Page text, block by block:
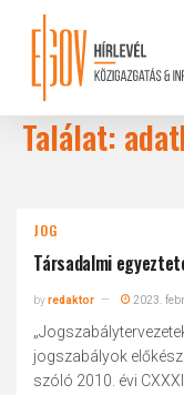
content
Találat:
JOG
Társadalmi
byredaktor 2023.
jogszabályok
szóló 2010. évi